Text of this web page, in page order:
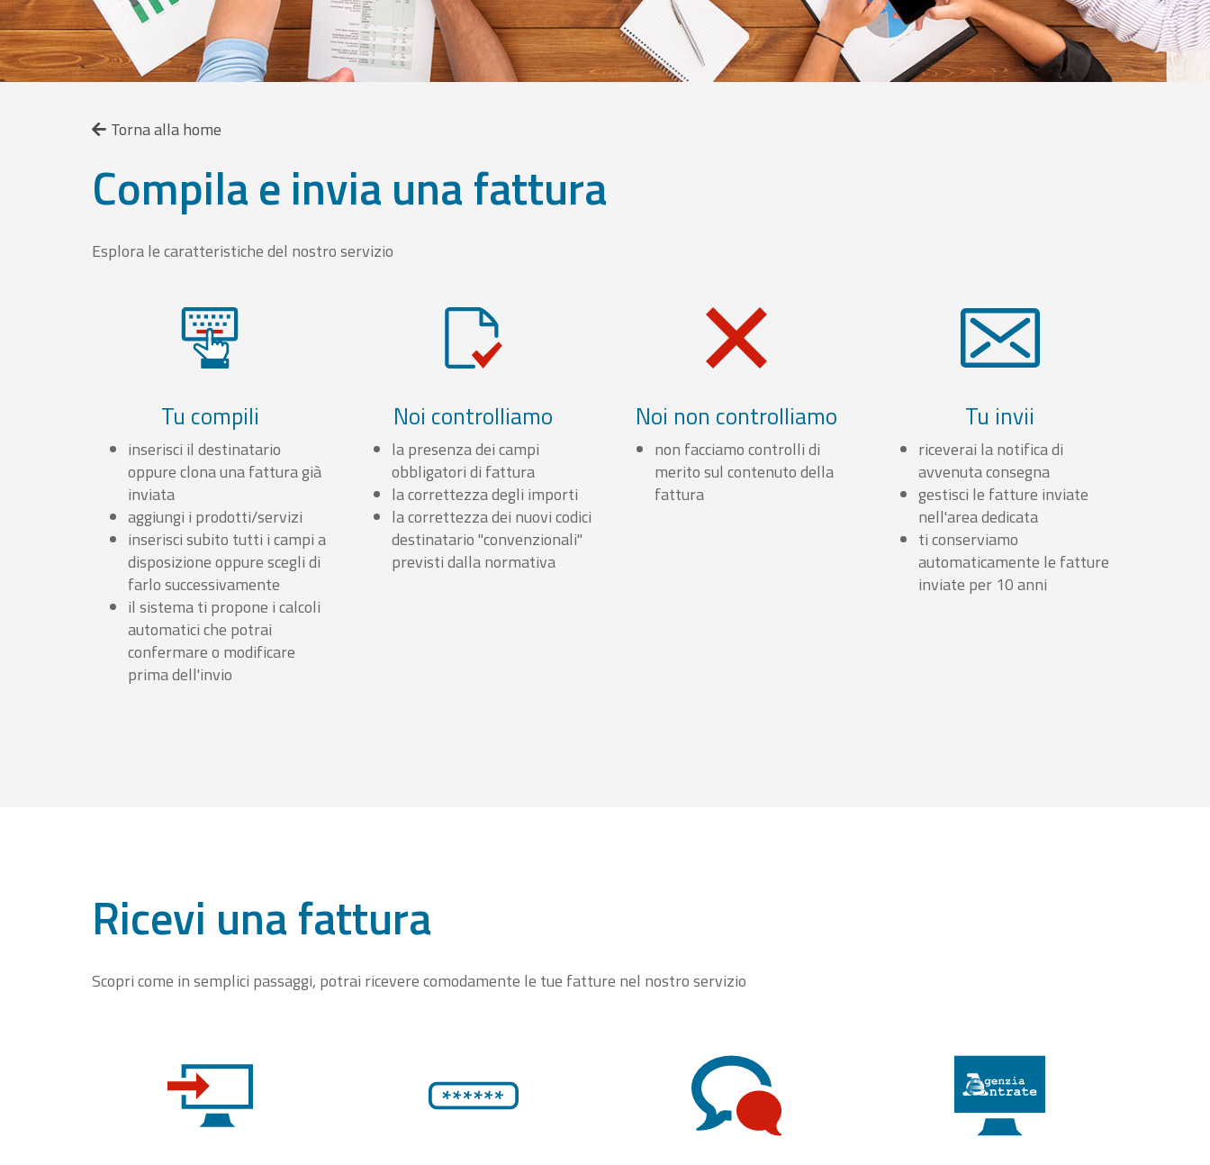
Torna alla home
Compila e invia una fattura
Esplora le caratteristiche del nostro servizio
Tu compili
inserisci il destinatario
oppure clona una fattura già
inviata
aggiungi i prodotti/servizi
inserisci subito tutti i campi a
disposizione oppure scegli di
farlo successivamente
il sistema ti propone i calcoli
automatici che potrai
confermare o modificare
prima dell'invio
Noi controlliamo
la presenza dei campi
obbligatori di fattura
la correttezza degli importi
la correttezza dei nuovi codici
destinatario "convenzionali"
previsti dalla normativa
Noi non controlliamo
non facciamo controlli di
merito sul contenuto della
fattura
Tu invii
riceverai la notifica di
avvenuta consegna
gestisci le fatture inviate
nell'area dedicata
ti conserviamo
automaticamente le fatture
inviate per 10 anni
Ricevi una fattura
Scopri come in semplici passaggi, potrai ricevere comodamente le tue fatture nel nostro servizio